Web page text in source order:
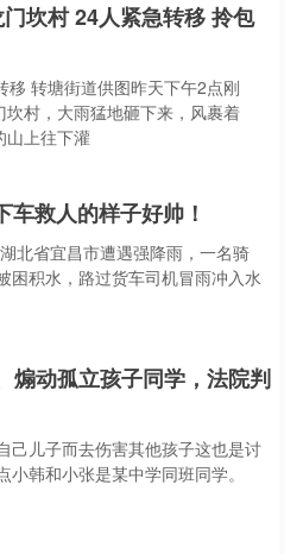
坎村 24人紧急转移 拎包
移 转塘街道供图昨天下午2点刚
村，大雨猛地砸下来，风裹着
山上往下灌
救人的样子好帅！
北省宜昌市遭遇强降雨，一名骑
困积水，路过货车司机冒雨冲入水
煽动孤立孩子同学，法院判
己儿子而去伤害其他孩子这也是讨
韩和小张是某中学同班同学。